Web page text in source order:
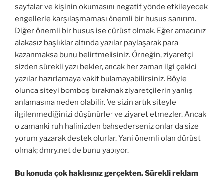
sayfalar ve kişinin okumasını negatif yönde etkileyecek
engellerle karşılaşmaması önemli bir husus sanırım.
Diğer önemli bir husus ise dürüst olmak. Eğer amacınız
alakasız başlıklar altında yazılar paylaşarak para
kazanmaksa bunu belirtmelisiniz. Örneğin, ziyaretçi
sizden sürekli yazı bekler, ancak her zaman ilgi çekici
yazılar hazırlamaya vakit bulamayabilirsiniz. Böyle
olunca siteyi bomboş bırakmak ziyaretçilerin yanlış
anlamasına neden olabilir. Ve sizin artık siteyle
ilgilenmediğinizi düşünürler ve ziyaret etmezler. Ancak
o zamanki ruh halinizden bahsederseniz onlar da size
yorum yazarak destek olurlar. Yani önemli olan dürüst
olmak; dmry.net de bunu yapıyor.
Bu konuda çok haklısınız gerçekten. Sürekli reklam